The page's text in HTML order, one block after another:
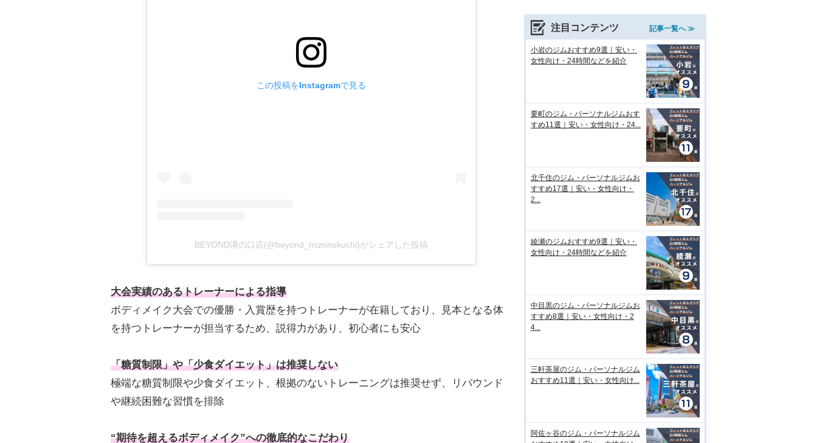
この投稿をInstagramで見る
BEYOND溝の口店(@beyond_mizonokuchi)がシェアした投稿
大会実績のあるトレーナーによる指導
ボディメイク大会での優勝・入賞歴を持つトレーナーが在籍しており、見本となる体
を持つトレーナーが担当するため、説得力があり、初心者にも安心
「糖質制限」や「少食ダイエット」は推奨しない
極端な糖質制限や少食ダイエット、根拠のないトレーニングは推奨せず、リバウンド
や継続困難な習慣を排除
“期待を超えるボディメイク”への徹底的なこだわり
注目コンテンツ 記事一覧へ ≫
小岩のジムおすすめ9選｜安い・
女性向け・24時間などを紹介
要町のジム・パーソナルジムおす
すめ11選｜安い・女性向け・24...
北千住のジム・パーソナルジムお
すすめ17選｜安い・女性向け・
2...
綾瀬のジムおすすめ9選｜安い・
女性向け・24時間などを紹介
中目黒のジム・パーソナルジムお
すすめ8選｜安い・女性向け・2
4...
三軒茶屋のジム・パーソナルジム
おすすめ11選｜安い・女性向け...
阿佐ヶ谷のジム・パーソナルジム